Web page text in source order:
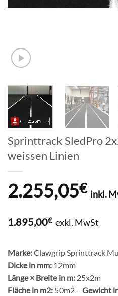
Sprinttrack SledPro
weissen Linien
2.255,05€inkl.
1.895,00€ exkl. MwSt
Marke:Clawgrip Sprinttrack
Dicke in mm: 12mm
Länge × Breite in m: 25x2m
Fläche in m2: 50m2 – Gewicht